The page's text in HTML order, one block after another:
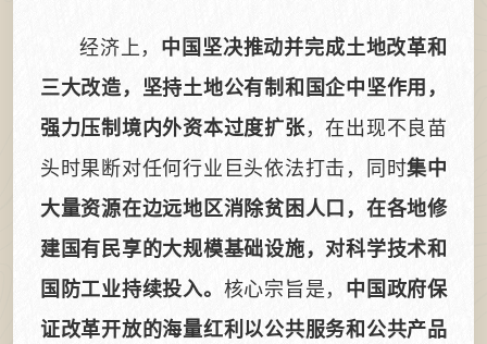
经济上， 中国坚决推动并完成土地改革和
三大改造，坚持土地公有制和国企中坚作用，
强力压制境内外资本过度扩张，在出现不良苗
头时果断对任何行业巨头依法打击，同时集中
大量资源在边远地区消除贫困人口，在各地修
建国有民享的大规模基础设施，对科学技术和
国防工业持续投入。 核心宗旨是， 中国政府保
证改革开放的海量红利以公共服务和公共产品